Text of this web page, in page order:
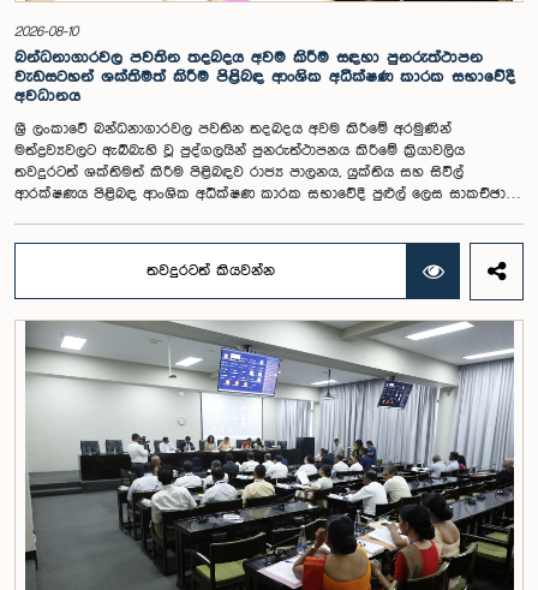
2026-08-10
බන්ධනාගාරවල පවතින තදබදය අවම කිරීම සඳහා පුනරුත්ථාපන
වැඩසටහන් ශක්තිමත් කිරීම පිළිබඳ ආංශික අධීක්ෂණ කාරක සභාවේදී
අවධානය
ශ්‍රී ලංකාවේ බන්ධනාගාරවල පවතින තදබදය අවම කිරීමේ අරමුණින්
මත්ද්‍රව්‍යවලට ඇබ්බැහි වූ පුද්ගලයින් පුනරුත්ථාපනය කිරීමේ ක්‍රියාවලිය
තවදුරටත් ශක්තිමත් කිරීම පිළිබඳව රාජ්‍ය පාලනය, යුක්තිය සහ සිවිල්
ආරක්ෂණය පිළිබඳ ආංශික අධීක්ෂණ කාරක සභාවේදී පුළුල් ලෙස සාකච්ඡා
මෙම සාකච්ඡාව පැවැත්විණි.බන්ධනාගාර දෙපාර්තමේන්තුව, ප්‍රජා පාදක
විශෝධන දෙපාර්තමේන්තුව, පුනරුත්ථාපන කාර්යාංශය සහ අන්තරායකර
ඖෂධ පාලක ජාතික මණ්ඩලය ඇතුළු රාජ්‍ය ආයතන මගින් පුනරුත්ථාපන
කටයුතු ක්‍රියාත්මක කරනු ලබන බව එම ආයතනවල නිලධාරීහු කාරක සභාව
හමුවේ පැහැදිලි කළහ.මත්ද්‍රව්‍ය වැරදි සම්බන්ධයෙන් අධිකරණය මගින්
වරදකරුන් වූ රැඳවියන් 4,962 දෙනාගෙන් 1,506 දෙනෙකු සඳහා මේ වන විට
පුනරුත්ථාපන වැඩසටහන් ක්‍රියාත්මක කරමින් පවතින බව බන්ධනාගාර
දෙපාර්තමේන්තුවේ නිලධාරීහු සඳහන් කළහ. අධිකරණ නියෝග මත යොමු
කරන ලද පුද්ගලයින්ට සහ ස්වේච්ඡාවෙන් ඉදිරිපත් වන රැඳවියන්ට මෙම
පුනරුත්ථාපන වැඩසටහන් ලබා දෙන බවත්, විවිධ නඩු සම්බන්ධයෙන් දඬුවම්
විඳින සියලුම රැඳවියන් සඳහා පුනරුත්ථාපන අවස්ථා ලබා දීමට හැකියාව
නොමැති බවත් ඔවුහු පෙන්වා දුන්හ.මත්ද්‍රව්‍යවලට ඇබ්බැහි වූ පුද්ගලයින් ඉන්
මුදවා ගැනීම සඳහා අවශ්‍ය පුනරුත්ථාපන වැඩසටහන් පුළුල් කිරීමට පියවර
ගෙන ඇති බව අන්තරායකර ඖෂධ පාලක ජාතික මණ්ඩලයේ නිලධාරීහු කාරක
සභාව හමුවේ පැවසූහ. ඒ සඳහා අවශ්‍ය නිලධාරීන් බඳවා ගැනීම සහ දිවයින
තවදුරටත් කියවන්න